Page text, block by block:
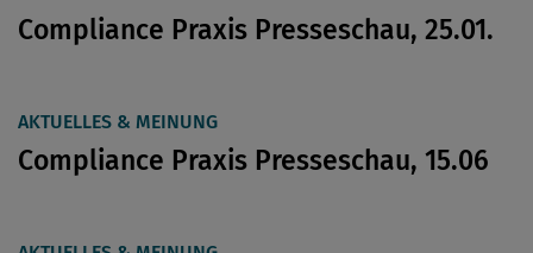
Compliance Praxis Presseschau, 25.01.
AKTUELLES & MEINUNG
Compliance Praxis Presseschau, 15.06